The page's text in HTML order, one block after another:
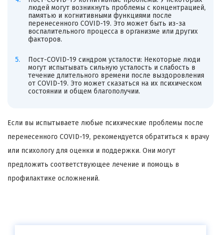
людей могут возникнуть проблемы с концентрацией,
памятью и когнитивными функциями после
перенесенного COVID-19. Это может быть из-за
воспалительного процесса в организме или других
факторов.
Пост-COVID-19 синдром усталости: Некоторые люди
могут испытывать сильную усталость и слабость в
течение длительного времени после выздоровления
от COVID-19. Это может сказаться на их психическом
состоянии и общем благополучии.
Если вы испытываете любые психические проблемы после
перенесенного COVID-19, рекомендуется обратиться к врачу
или психологу для оценки и поддержки. Они могут
предложить соответствующее лечение и помощь в
профилактике осложнений.